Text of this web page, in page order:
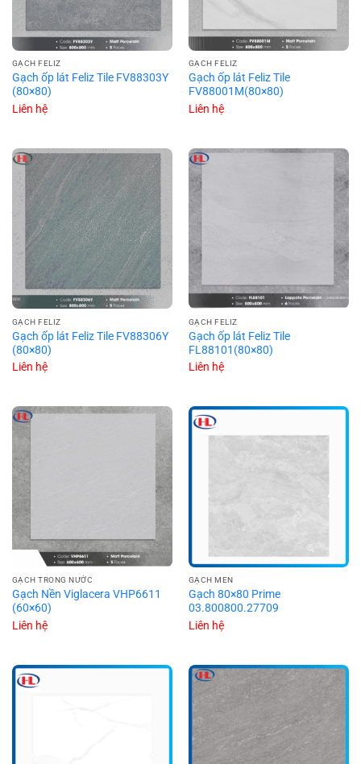
GẠCH FELIZ
Gạch ốp lát Feliz Tile FV88303Y
(80×80)
Liên hệ
GẠCH FELIZ
Gạch ốp lát Feliz Tile
FV88001M(80×80)
Liên hệ
GẠCH FELIZ
Gạch ốp lát Feliz Tile FV88306Y
(80×80)
Liên hệ
GẠCH FELIZ
Gạch ốp lát Feliz Tile
FL88101(80×80)
Liên hệ
GẠCH TRONG NƯỚC
Gạch Nền Viglacera VHP6611
(60×60)
Liên hệ
GẠCH MEN
Gạch 80×80 Prime
03.800800.27709
Liên hệ